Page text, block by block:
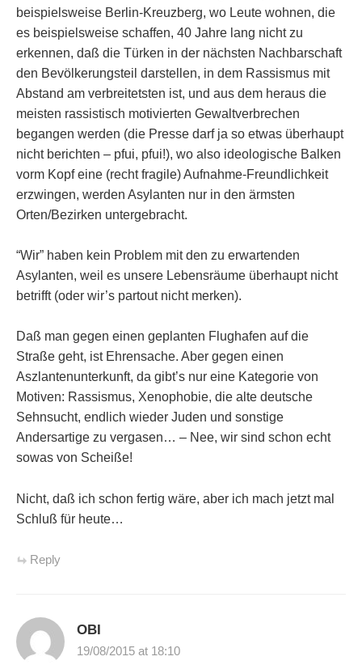
beispielsweise Berlin-Kreuzberg, wo Leute wohnen, die
es beispielsweise schaffen, 40 Jahre lang nicht zu
erkennen, daß die Türken in der nächsten Nachbarschaft
den Bevölkerungsteil darstellen, in dem Rassismus mit
Abstand am verbreitetsten ist, und aus dem heraus die
meisten rassistisch motivierten Gewaltverbrechen
begangen werden (die Presse darf ja so etwas überhaupt
nicht berichten – pfui, pfui!), wo also ideologische Balken
vorm Kopf eine (recht fragile) Aufnahme-Freundlichkeit
erzwingen, werden Asylanten nur in den ärmsten
Orten/Bezirken untergebracht.
“Wir” haben kein Problem mit den zu erwartenden
Asylanten, weil es unsere Lebensräume überhaupt nicht
betrifft (oder wir’s partout nicht merken).
Daß man gegen einen geplanten Flughafen auf die
Straße geht, ist Ehrensache. Aber gegen einen
Aszlantenunterkunft, da gibt’s nur eine Kategorie von
Motiven: Rassismus, Xenophobie, die alte deutsche
Sehnsucht, endlich wieder Juden und sonstige
Andersartige zu vergasen… – Nee, wir sind schon echt
sowas von Scheiße!
Nicht, daß ich schon fertig wäre, aber ich mach jetzt mal
Schluß für heute…
Reply
OBI
19/08/2015 at 18:10